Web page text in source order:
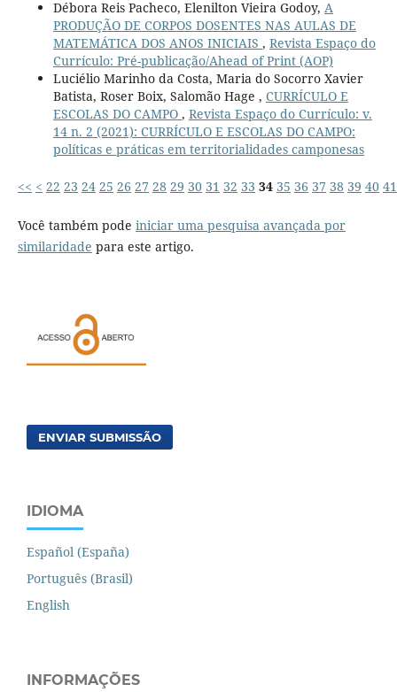
Débora Reis Pacheco, Elenilton Vieira Godoy, A
PRODUÇÃO DE CORPOS DOSENTES NAS AULAS DE
MATEMÁTICA DOS ANOS INICIAIS , Revista Espaço do
Currículo: Pré-publicação/Ahead of Print (AOP)
Luciélio Marinho da Costa, Maria do Socorro Xavier
Batista, Roser Boix, Salomão Hage , CURRÍCULO E
ESCOLAS DO CAMPO , Revista Espaço do Currículo: v.
14 n. 2 (2021): CURRÍCULO E ESCOLAS DO CAMPO:
políticas e práticas em territorialidades camponesas
<< < 22 23 24 25 26 27 28 29 30 31 32 33 34 35 36 37 38 39 40 41
Você também pode iniciar uma pesquisa avançada por
similaridade para este artigo.
ENVIAR SUBMISSÃO
IDIOMA
Español (España)
Português (Brasil)
English
INFORMAÇÕES